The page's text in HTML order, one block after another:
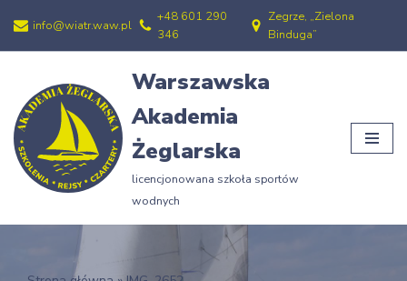
Przejdź
treści
info@wiatr.waw.pl
+48 601 290
346
Zegrze, „Zielona
Binduga”
Warszawska
Akademia
Żeglarska
licencjonowana szkoła sportów
wodnych